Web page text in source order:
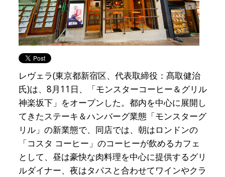
レヴェラ(東京都新宿区、代表取締役：髙取健治
氏)は、8月11日、「モンスターコーヒー＆グリル
神楽坂下」をオープンした。都内を中心に展開し
てきたステーキ＆ハンバーグ業態「モンスターグ
リル」の新業態で、同店では、朝はロンドンの
「コスタ コーヒー」のコーヒーが飲めるカフェ
として、昼は豪快な肉料理を中心に提供するグリ
ルダイナー、夜はタパスと合わせてワインやクラ